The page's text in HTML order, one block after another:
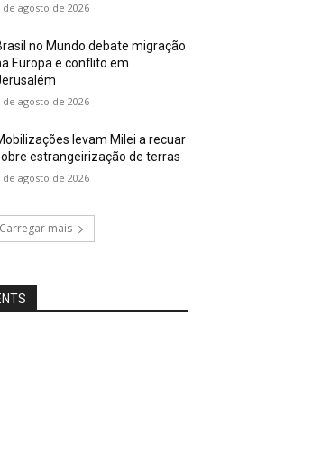
de agosto de 2026
no Mundo debate migração
Europa e conflito em
de agosto de 2026
levam Milei a recuar
estrangeirização de terras
de agosto de 2026
Carregar mais